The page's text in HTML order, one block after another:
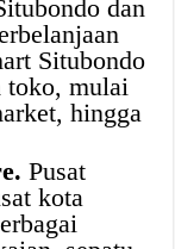
dan
Situbondo
toko, mulai
hingga
Pusat
kota